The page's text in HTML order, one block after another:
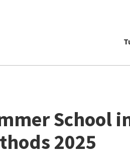
School
2025